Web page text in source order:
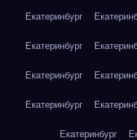
Екатеринбург
Екатеринбург
Екатеринбург
Екатеринбург
Екатеринбург